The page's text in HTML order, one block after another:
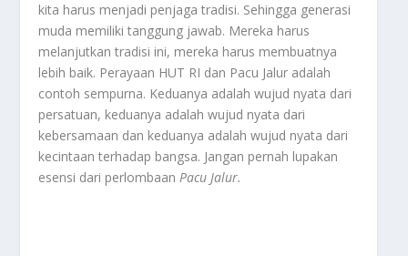
kita harus menjadi penjaga tradisi. Sehingga generasi
muda memiliki tanggung jawab. Mereka harus
melanjutkan tradisi ini, mereka harus membuatnya
lebih baik. Perayaan HUT RI dan Pacu Jalur adalah
contoh sempurna. Keduanya adalah wujud nyata dari
persatuan, keduanya adalah wujud nyata dari
kebersamaan dan keduanya adalah wujud nyata dari
kecintaan terhadap bangsa. Jangan pernah lupakan
esensi dari perlombaanPacu Jalur.